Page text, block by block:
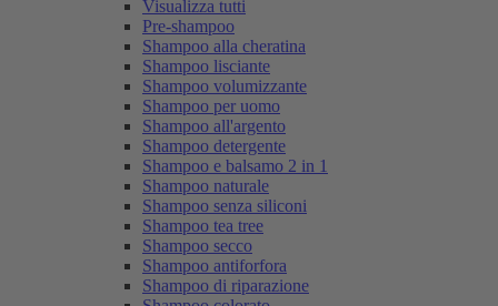
Visualizza tutti
Pre-shampoo
Shampoo alla cheratina
Shampoo lisciante
Shampoo volumizzante
Shampoo per uomo
Shampoo all'argento
Shampoo detergente
Shampoo e balsamo 2 in 1
Shampoo naturale
Shampoo senza siliconi
Shampoo tea tree
Shampoo secco
Shampoo antiforfora
Shampoo di riparazione